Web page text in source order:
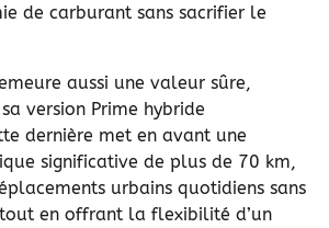
de carburant sans sacrifier le
aussi une valeur sûre,
version Prime hybride
dernière met en avant une
significative de plus de 70 km,
urbains quotidiens sans
en offrant la flexibilité d’un